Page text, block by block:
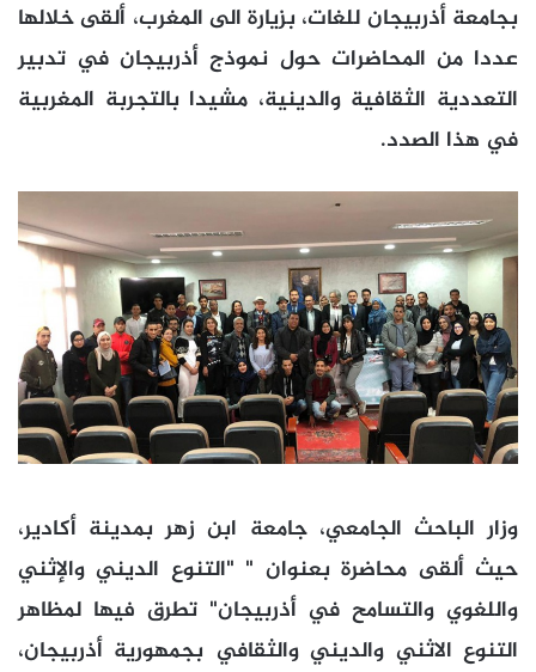
بجامعة أذربيجان للغات، بزيارة الى المغرب، ألقى خلالها
عددا من المحاضرات حول نموذج أذربيجان في تدبير
التعددية الثقافية والدينية، مشيدا بالتجربة المغربية
في هذا الصدد.
وزار الباحث الجامعي، جامعة ابن زهر بمدينة أكادير،
حيث ألقى محاضرة بعنوان " "التنوع الديني والإثني
واللغوي والتسامح في أذربيجان" تطرق فيها لمظاهر
التنوع الاثني والديني والثقافي بجمهورية أذربيجان،